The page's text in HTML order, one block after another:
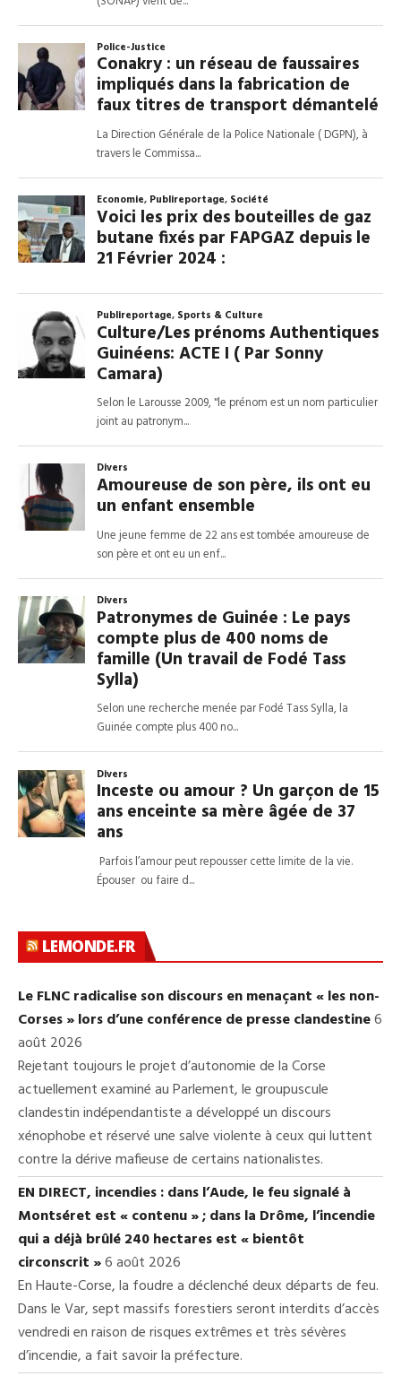
LEMONDE.FR
Le FLNC radicalise son discours en menaçant « les non-
Corses » lors d’une conférence de presse clandestine6
août 2026
Rejetant toujours le projet d’autonomie de la Corse
actuellement examiné au Parlement, le groupuscule
clandestin indépendantiste a développé un discours
xénophobe et réservé une salve violente à ceux qui luttent
contre la dérive mafieuse de certains nationalistes.
EN DIRECT, incendies : dans l’Aude, le feu signalé à
Montséret est « contenu » ; dans la Drôme, l’incendie
qui a déjà brûlé 240 hectares est « bientôt
circonscrit »6 août 2026
En Haute-Corse, la foudre a déclenché deux départs de feu.
Dans le Var, sept massifs forestiers seront interdits d’accès
vendredi en raison de risques extrêmes et très sévères
d’incendie, a fait savoir la préfecture.